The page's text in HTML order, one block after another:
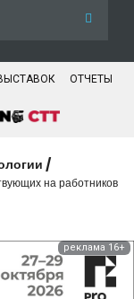
ОТЧЕТЫ
/
на работников
реклама 16+